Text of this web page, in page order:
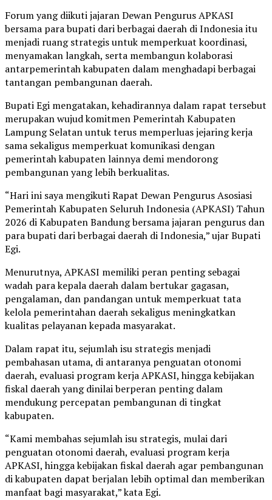
Forum yang diikuti jajaran Dewan Pengurus APKASI
bersama para bupati dari berbagai daerah di Indonesia itu
menjadi ruang strategis untuk memperkuat koordinasi,
menyamakan langkah, serta membangun kolaborasi
antarpemerintah kabupaten dalam menghadapi berbagai
tantangan pembangunan daerah.
Bupati Egi mengatakan, kehadirannya dalam rapat tersebut
merupakan wujud komitmen Pemerintah Kabupaten
Lampung Selatan untuk terus memperluas jejaring kerja
sama sekaligus memperkuat komunikasi dengan
pemerintah kabupaten lainnya demi mendorong
pembangunan yang lebih berkualitas.
“Hari ini saya mengikuti Rapat Dewan Pengurus Asosiasi
Pemerintah Kabupaten Seluruh Indonesia (APKASI) Tahun
2026 di Kabupaten Bandung bersama jajaran pengurus dan
para bupati dari berbagai daerah di Indonesia,” ujar Bupati
Egi.
Menurutnya, APKASI memiliki peran penting sebagai
wadah para kepala daerah dalam bertukar gagasan,
pengalaman, dan pandangan untuk memperkuat tata
kelola pemerintahan daerah sekaligus meningkatkan
kualitas pelayanan kepada masyarakat.
Dalam rapat itu, sejumlah isu strategis menjadi
pembahasan utama, di antaranya penguatan otonomi
daerah, evaluasi program kerja APKASI, hingga kebijakan
fiskal daerah yang dinilai berperan penting dalam
mendukung percepatan pembangunan di tingkat
kabupaten.
“Kami membahas sejumlah isu strategis, mulai dari
penguatan otonomi daerah, evaluasi program kerja
APKASI, hingga kebijakan fiskal daerah agar pembangunan
di kabupaten dapat berjalan lebih optimal dan memberikan
manfaat bagi masyarakat,” kata Egi.